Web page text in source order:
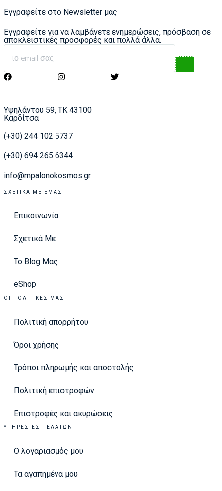
Εγγραφείτε στο Newsletter μας
Εγγραφείτε για να λαμβάνετε ενημερώσεις, πρόσβαση σε
αποκλειστικές προσφορές και πολλά άλλα.
Υψηλάντου 59, ΤΚ 43100
Καρδίτσα
(+30) 244 102 5737
(+30) 694 265 6344
info@mpalonokosmos.gr
ΣΧΕΤΙΚΆ ΜΕ ΕΜΆΣ
Επικοινωνία
Σχετικά Με
Το Blog Μας
eShop
ΟΙ ΠΟΛΙΤΙΚΈΣ ΜΑΣ
Πολιτική απορρήτου
Όροι χρήσης
Τρόποι πληρωμής και αποστολής
Πολιτική επιστροφών
Επιστροφές και ακυρώσεις
ΥΠΗΡΕΣΊΕΣ ΠΕΛΑΤΏΝ
Ο λογαριασμός μου
Τα αγαπημένα μου